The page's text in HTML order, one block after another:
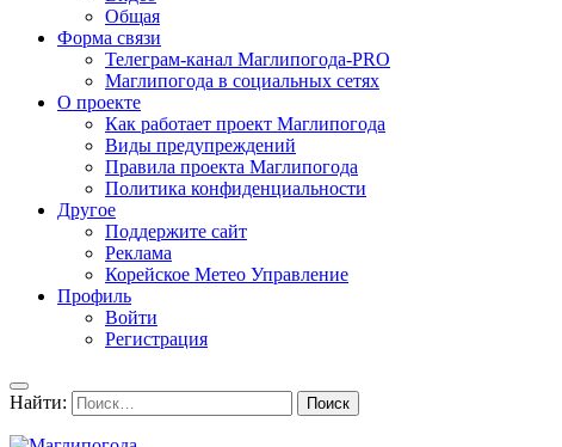
Общая
Форма связи
Телеграм-канал Маглипогода-PRO
Маглипогода в социальных сетях
О проекте
Как работает проект Маглипогода
Виды предупреждений
Правила проекта Маглипогода
Политика конфиденциальности
Другое
Поддержите сайт
Реклама
Корейское Метео Управление
Профиль
Войти
Регистрация
Найти: